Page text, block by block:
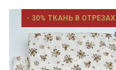
- 30% ТКАНЬ В ОТРЕЗАХ